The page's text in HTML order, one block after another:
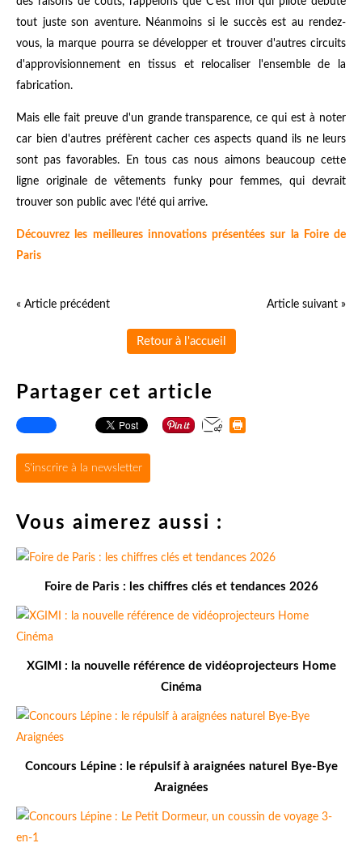
tout juste son aventure. Néanmoins si le succès est au rendez-
vous, la marque pourra se développer et trouver d'autres circuits
d'approvisionnement en tissus et relocaliser l'ensemble de la
fabrication.
Mais elle fait preuve d'un grande transparence, ce qui est à noter
car bien d'autres préfèrent cacher ces aspects quand ils ne leurs
sont pas favorables. En tous cas nous aimons beaucoup cette
ligne originale de vêtements funky pour femmes, qui devrait
trouver son public avec l'été qui arrive.
Découvrez les meilleures innovations présentées sur la Foire de
Paris
« Article précédent Article suivant »
Retour à l'accueil
Partager cet article
S'inscrire à la newsletter
Vous aimerez aussi :
Foire de Paris : les chiffres clés et tendances 2026
XGIMI : la nouvelle référence de vidéoprojecteurs Home
Cinéma
Concours Lépine : le répulsif à araignées naturel Bye-Bye
Araignées